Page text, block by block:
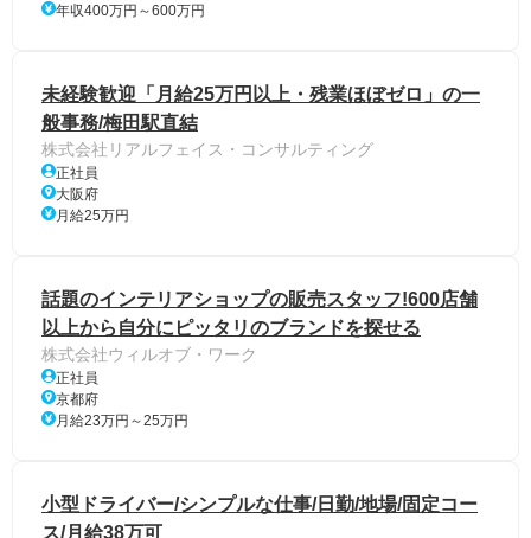
年収400万円～600万円
未経験歓迎「月給25万円以上・残業ほぼゼロ」の一
般事務/梅田駅直結
株式会社リアルフェイス・コンサルティング
正社員
大阪府
月給25万円
話題のインテリアショップの販売スタッフ!600店舗
以上から自分にピッタリのブランドを探せる
株式会社ウィルオブ・ワーク
正社員
京都府
月給23万円～25万円
小型ドライバー/シンプルな仕事/日勤/地場/固定コー
ス/月給38万可